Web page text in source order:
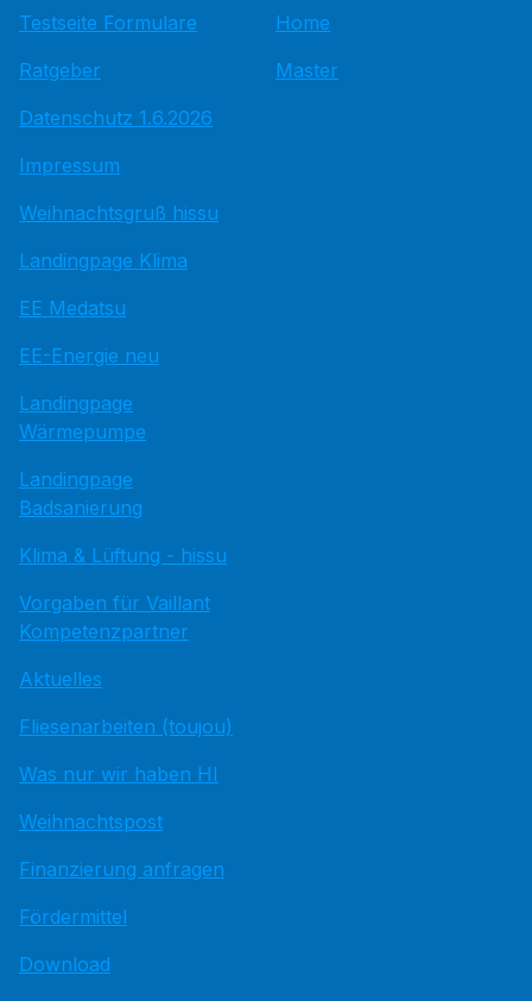
Testseite Formulare
Ratgeber
Datenschutz 1.6.2026
Impressum
Weihnachtsgruß hissu
Landingpage Klima
EE Medatsu
EE-Energie neu
Landingpage
Wärmepumpe
Landingpage
Badsanierung
Klima & Lüftung - hissu
Vorgaben für Vaillant
Kompetenzpartner
Aktuelles
Fliesenarbeiten (toujou)
Was nur wir haben HI
Weihnachtspost
Finanzierung anfragen
Fördermittel
Download
Home
Master